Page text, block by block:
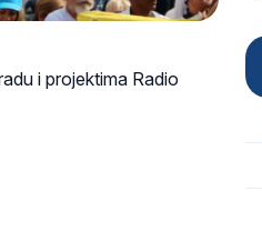
i projektima Radio